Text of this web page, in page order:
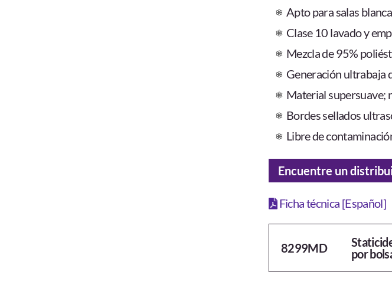
Apto para salas
Clase 10 lavado y
Mezcla de 95%
Generación ultrabaja
Material supersuave;
Bordes sellados
Libre de
Encuentre un
Ficha técnica [Español]
8299MD
por